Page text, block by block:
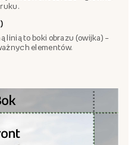
linią to boki obrazu (owijka) –
elementów.